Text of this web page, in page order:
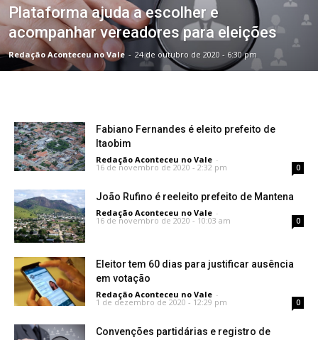
Plataforma ajuda a escolher e
acompanhar vereadores para eleições
Redação Aconteceu no Vale - 24 de outubro de 2020 - 6:30 pm
Fabiano Fernandes é eleito prefeito de
Itaobim
Redação Aconteceu no Vale -
16 de novembro de 2020 - 2:32 pm 0
João Rufino é reeleito prefeito de Mantena
Redação Aconteceu no Vale -
16 de novembro de 2020 - 10:03 am 0
Eleitor tem 60 dias para justificar ausência
em votação
Redação Aconteceu no Vale -
1 de dezembro de 2020 - 12:29 pm 0
Convenções partidárias e registro de